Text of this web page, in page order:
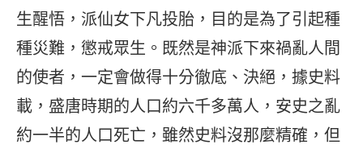
生醒悟，派仙女下凡投胎，目的是為了引起種
種災難，懲戒眾生。既然是神派下來禍亂人間
的使者，一定會做得十分徹底、決絕，據史料
載，盛唐時期的人口約六千多萬人，安史之亂
約一半的人口死亡，雖然史料沒那麼精確，但